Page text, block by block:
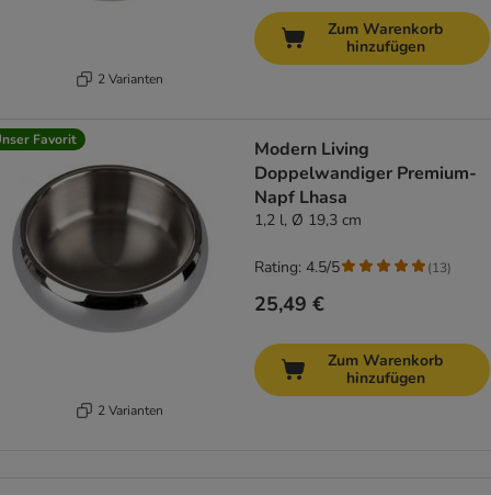
2 Varianten
Zum Warenkorb
hinzufügen
Favorit
2 Varianten
Modern Living
Doppelwandiger Premium-
Napf Lhasa
1,2 l, Ø 19,3 cm
25,49 €
Rating: 4.5/5 (13)
Zum Warenkorb
hinzufügen